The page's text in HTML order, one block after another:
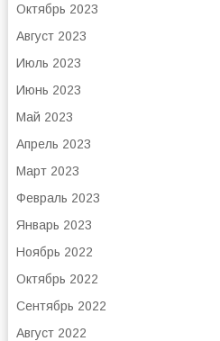
Октябрь 2023
Август 2023
Июль 2023
Июнь 2023
Май 2023
Апрель 2023
Март 2023
Февраль 2023
Январь 2023
Ноябрь 2022
Октябрь 2022
Сентябрь 2022
Август 2022